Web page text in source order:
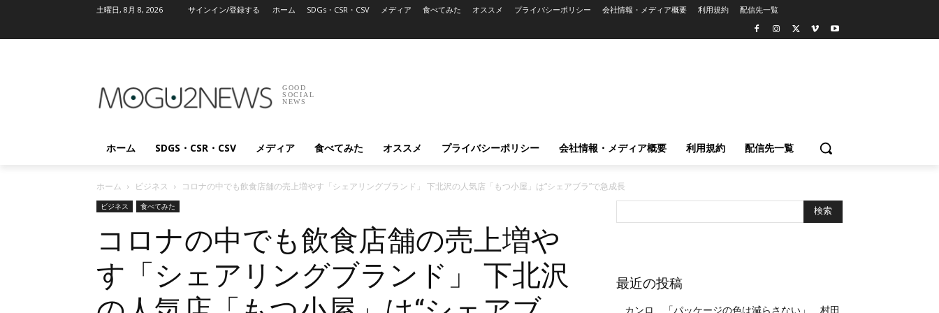
土曜日, 8月 8, 2026 サインイン/登録する ホーム SDGs・CSR・CSV メディア 食べてみた オススメ プライバシーポリシー 会社情報・メディア概要 利用規約 配信先一覧
GOOD
SOCIAL
NEWS
ホーム SDGS・CSR・CSV メディア 食べてみた オススメ プライバシーポリシー 会社情報・メディア概要 利用規約 配信先一覧
ホーム ビジネス コロナの中でも飲食店舗の売上増やす「シェアリングブランド」 下北沢の人気店「もつ小屋」は“シェアブラ”で急成長
ビジネス 食べてみた
コロナの中でも飲食店舗の売上増や
す「シェアリングブランド」 下北沢
最近の投稿
カンロ、「パッケージの色は減らさない」 村田